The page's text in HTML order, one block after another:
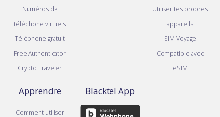
Numéros de
téléphone virtuels
Téléphone gratuit
Free Authenticator
Crypto Traveler
Utiliser tes propres
appareils
SIM Voyage
Compatible avec
eSIM
Apprendre
Comment utiliser
Blacktel App